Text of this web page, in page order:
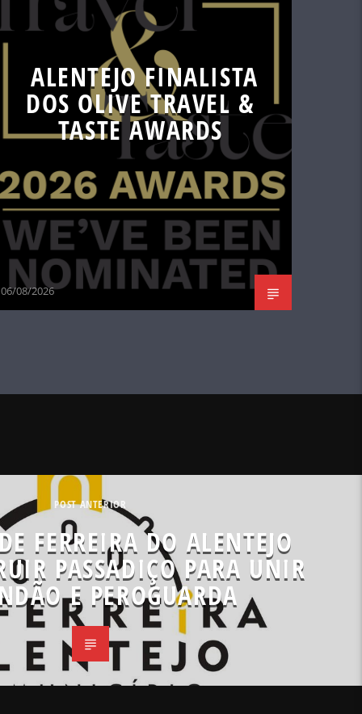
ALENTEJO FINALISTA
DOS OLIVE TRAVEL &
TASTE AWARDS
06/08/2026
POST ANTERIOR
FERREIRA DO ALENTEJO
PASSADIÇO PARA UNIR
E PEROGUARDA